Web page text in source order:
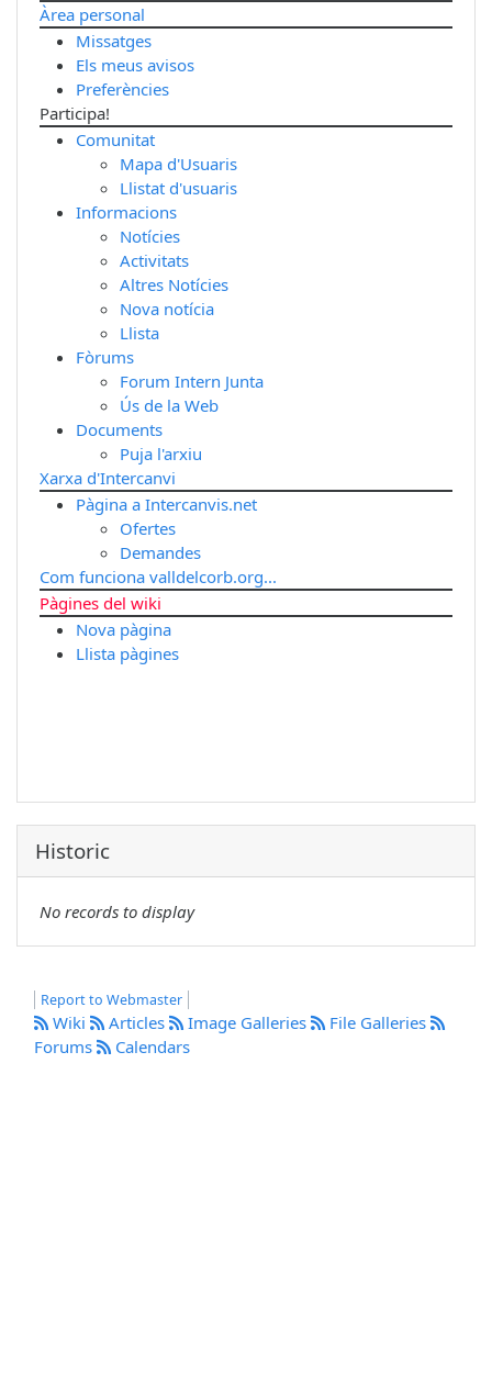
Àrea personal
Missatges
Els meus avisos
Preferències
Participa!
Comunitat
Mapa d'Usuaris
Llistat d'usuaris
Informacions
Notícies
Activitats
Altres Notícies
Nova notícia
Llista
Fòrums
Forum Intern Junta
Ús de la Web
Documents
Puja l'arxiu
Xarxa d'Intercanvi
Pàgina a Intercanvis.net
Ofertes
Demandes
Com funciona valldelcorb.org...
Pàgines del wiki
Nova pàgina
Llista pàgines
Historic
No records to display
Report to Webmaster
Wiki Articles Image Galleries
File Galleries
Forums
Calendars